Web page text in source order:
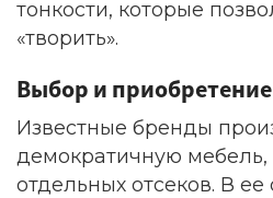
тонкости, которые
«творить».
Выбор и приобретение
Известные бренды
демократичную мебель,
отдельных отсеков. В